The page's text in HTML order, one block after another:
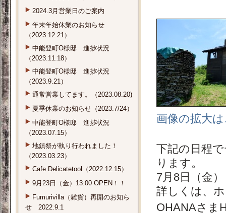
2024.3月営業日のご案内
年末年始休業のお知らせ
（2023.12.21）
中能登町O様邸 進捗状況
（2023.11.18）
中能登町O様邸 進捗状況
（2023.9.21）
通常営業してます。（2023.08.20)
夏季休業のお知らせ（2023.7/24）
中能登町O様邸 進捗状況
（2023.07.15）
地鎮祭が執り行われました！
（2023.03.23）
Cafe Delicatetool（2022.12.15）
9月23日（金）13:00 OPEN！！
Fumurivilla（雑貨）再開のお知ら
せ 2022.9.1
画像の拡大
下記の日程
ります。
7月8日（金
詳しくは、
OHANAさま